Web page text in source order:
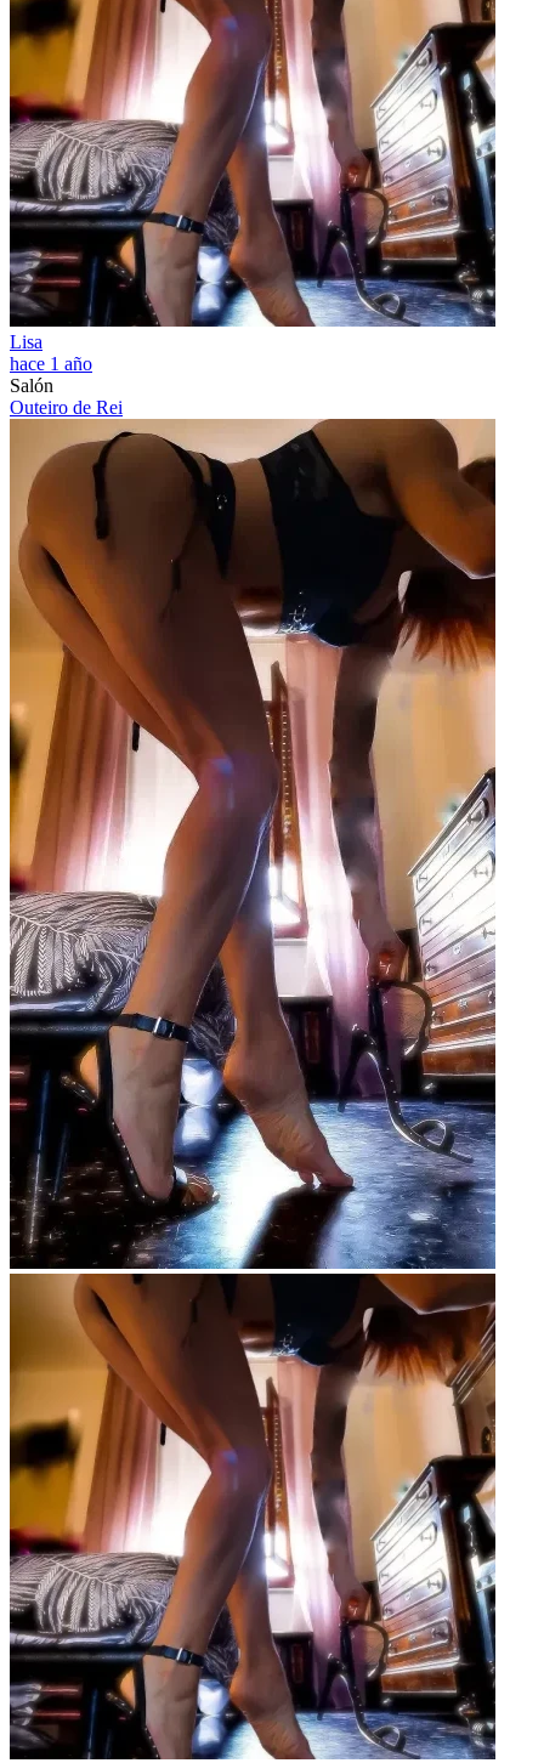
Lisa
hace 1 año
Salón
Outeiro de Rei